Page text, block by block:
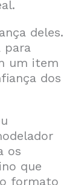
deles.
para
um item
dos
os
que
formato